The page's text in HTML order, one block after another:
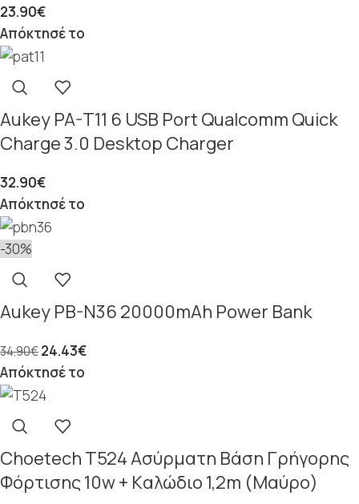
23.90€
Απόκτησέ το
Aukey PA-T11 6 USB Port Qualcomm Quick
Charge 3.0 Desktop Charger
32.90€
Απόκτησέ το
-30%
Aukey PB-N36 20000mAh Power Bank
34.90€24.43€
Απόκτησέ το
Choetech T524 Ασύρματη Βάση Γρήγορης
Φόρτισης 10w + Kαλώδιο 1,2m (Μαύρο)